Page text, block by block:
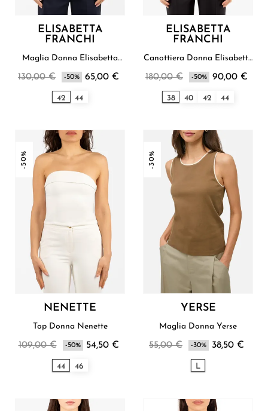
ELISABETTA
FRANCHI
Maglia Donna Elisabetta
130,00 € -50% 65,00 €
42 44
ELISABETTA
FRANCHI
Canottiera Donna Elisabetta
180,00 € -50% 90,00 €
38 40 42 44
-50%
NENETTE
Top Donna Nenette
109,00 € -50% 54,50 €
44 46
-30%
YERSE
Maglia Donna Yerse
55,00 € -30% 38,50 €
L